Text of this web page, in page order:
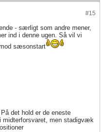
#15
- særligt som andre mener,
ind i denne ugen. Så vil vi
sæsonstart
det hold er de eneste
midterforsvaret, men stadigvæk